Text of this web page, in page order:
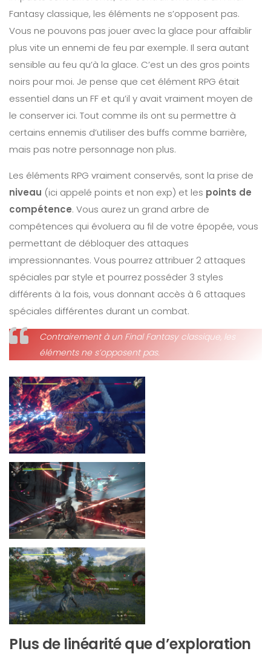
Fantasy classique, les éléments ne s’opposent pas.
Vous ne pouvons pas jouer avec la glace pour affaiblir
plus vite un ennemi de feu par exemple. Il sera autant
sensible au feu qu’à la glace. C’est un des gros points
noirs pour moi. Je pense que cet élément RPG était
essentiel dans un FF et qu’il y avait vraiment moyen de
le conserver ici. Tout comme ils ont su permettre à
certains ennemis d’utiliser des buffs comme barrière,
mais pas notre personnage non plus.
Les éléments RPG vraiment conservés, sont la prise de
niveau (ici appelé points et non exp) et les points de
compétence. Vous aurez un grand arbre de
compétences qui évoluera au fil de votre épopée, vous
permettant de débloquer des attaques
impressionnantes. Vous pourrez attribuer 2 attaques
spéciales par style et pourrez posséder 3 styles
différents à la fois, vous donnant accès à 6 attaques
spéciales différentes durant un combat.
Contrairement à un Final Fantasy classique, les
éléments ne s’opposent pas.
Plus de linéarité que d’exploration